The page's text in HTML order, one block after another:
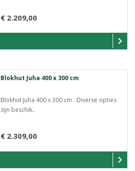
€ 2.209,00
Blokhut Juha 400 x 300 cm
Blokhut Juha 400 x 300 cm. Diverse opties
zijn beschik..
€ 2.309,00